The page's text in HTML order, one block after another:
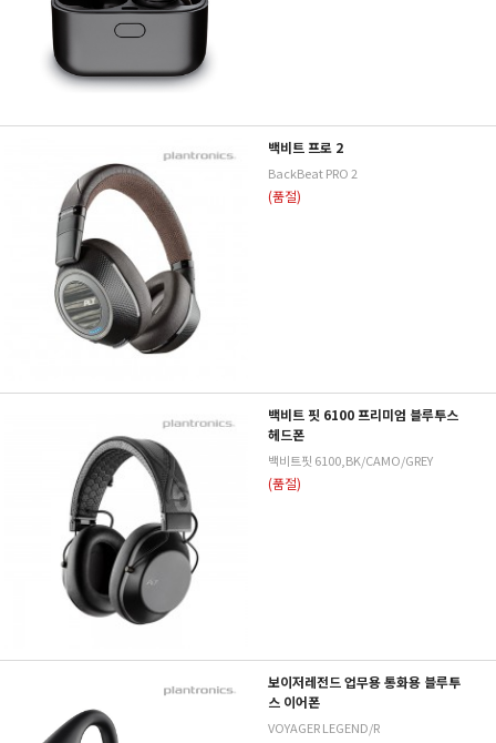
백비트 프로 2
BackBeat PRO 2
(품절)
백비트 핏 6100 프리미엄 블루투스
헤드폰
백비트핏 6100,BK/CAMO/GREY
(품절)
보이저레전드 업무용 통화용 블루투
스 이어폰
VOYAGER LEGEND/R